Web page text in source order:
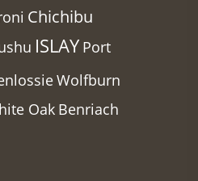
Chichibu
ISLAY Port
Wolfburn
Oak Benriach